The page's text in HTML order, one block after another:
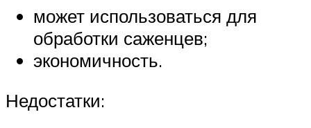
может использоваться для
обработки саженцев;
экономичность.
Недостатки: